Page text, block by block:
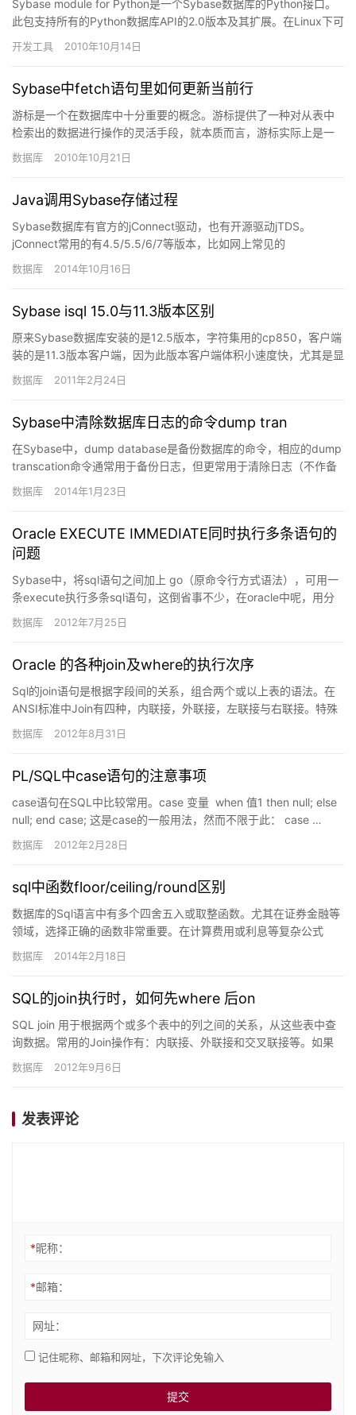
Sybase module for Python是一个Sybase数据库的Python接口。
此包支持所有的Python数据库API的2.0版本及其扩展。在Linux下可
以直接用se…
开发工具 2010年10月14日
Sybase中fetch语句里如何更新当前行
游标是一个在数据库中十分重要的概念。游标提供了一种对从表中
检索出的数据进行操作的灵活手段，就本质而言，游标实际上是一
种能从包括多条数据记录的结果集中每次提取一条记录的机制。游
标总是…
数据库 2010年10月21日
Java调用Sybase存储过程
Sybase数据库有官方的jConnect驱动，也有开源驱动jTDS。
jConnect常用的有4.5/5.5/6/7等版本，比如网上常见的
jconnect3.jar这个文件就对应于…
数据库 2014年10月16日
Sybase isql 15.0与11.3版本区别
原来Sybase数据库安装的是12.5版本，字符集用的cp850，客户端
装的是11.3版本客户端，因为此版本客户端体积小速度快，尤其是显
示数据库中存储过程时比12.5版客户端优势明…
数据库 2011年2月24日
Sybase中清除数据库日志的命令dump tran
在Sybase中，dump database是备份数据库的命令，相应的dump
transcation命令通常用于备份日志，但更常用于清除日志（不作备
份）。以下的两条命令是dump…
数据库 2014年1月23日
Oracle EXECUTE IMMEDIATE同时执行多条语句的
问题
Sybase中，将sql语句之间加上 go（原命令行方式语法），可用一
条execute执行多条sql语句，这倒省事不少，在oracle中呢，用分
号分隔行不？实验结果是不行。查了一下…
数据库 2012年7月25日
Oracle 的各种join及where的执行次序
Sql的join语句是根据字段间的关系，组合两个或以上表的语法。在
ANSI标准中Join有四种，内联接，外联接，左联接与右联接。特殊
的情况下，一个表甚至可以连接到自己。四种联接类型…
数据库 2012年8月31日
PL/SQL中case语句的注意事项
case语句在SQL中比较常用。case 变量 when 值1 then null; else
null; end case; 这是case的一般用法，然而不限于此： case …
数据库 2012年2月28日
sql中函数floor/ceiling/round区别
数据库的Sql语言中有多个四舍五入或取整函数。尤其在证券金融等
领域，选择正确的函数非常重要。在计算费用或利息等复杂公式
里，由于计算机数值精度的客观存在，先乘后除还是先除后乘，以
及四…
数据库 2014年2月18日
SQL的join执行时，如何先where 后on
SQL join 用于根据两个或多个表中的列之间的关系，从这些表中查
询数据。常用的Join操作有：内联接、外联接和交叉联接等。如果
我们想在两个或以上的表获取其中从一个表中的行与另一…
数据库 2012年9月6日
发表评论
*昵称：
*邮箱：
网址：
记住昵称、邮箱和网址，下次评论免输入